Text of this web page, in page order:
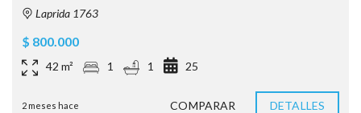
Laprida 1763
$ 800.000
42 m² 1 1 25
2 meses hace COMPARAR DETALLES